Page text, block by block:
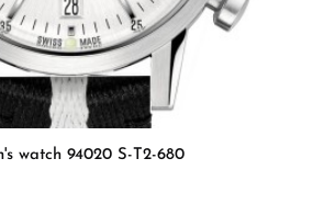
watch 94020 S-T2-680